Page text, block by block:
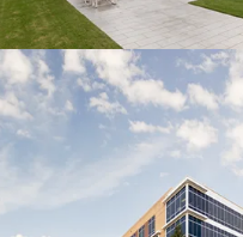
Performance Drive